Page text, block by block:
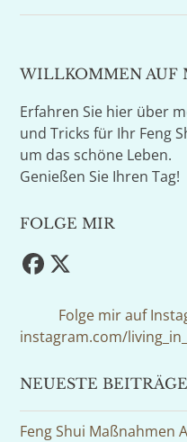
WILLKOMMEN AUF
Erfahren Sie hier über
und Tricks für Ihr Feng
um das schöne Leben.
Genießen Sie Ihren Tag!
FOLGE MIR
Facebook
Twitter
Folge mir auf
instagram.com/
NEUESTE BEITRÄGE
Feng Shui Maßnahmen